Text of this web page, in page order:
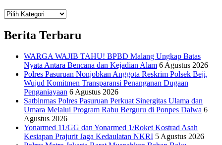
Teknologi
Berita Terbaru
WARGA WAJIB TAHU! BPBD Malang Ungkap Batas
Nyata Antara Bencana dan Kejadian Alam 6 Agustus 2026
Polres Pasuruan Nonjobkan Anggota Reskrim Polsek Beji,
Wujud Komitmen Transparansi Penanganan Dugaan
Penganiayaan 6 Agustus 2026
Satbinmas Polres Pasuruan Perkuat Sinergitas Ulama dan
Umara Melalui Program Rabu Berguru di Ponpes Dalwa 6
Agustus 2026
Yonarmed 11/GG dan Yonarmed 1/Roket Kostrad Asah
Kesiapan Prajurit Jaga Kedaulatan NKRI 5 Agustus 2026